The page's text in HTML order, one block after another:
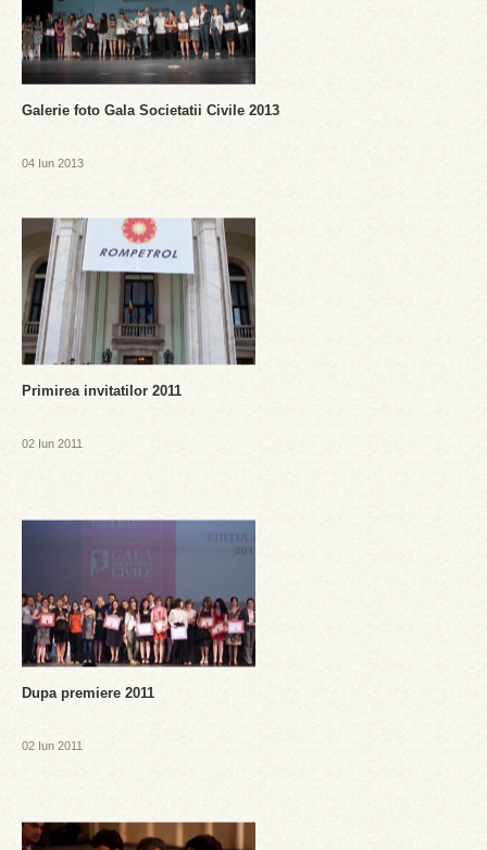
Galerie foto Gala Societatii Civile 2013
04 Iun 2013
Primirea invitatilor 2011
02 Iun 2011
Dupa premiere 2011
02 Iun 2011